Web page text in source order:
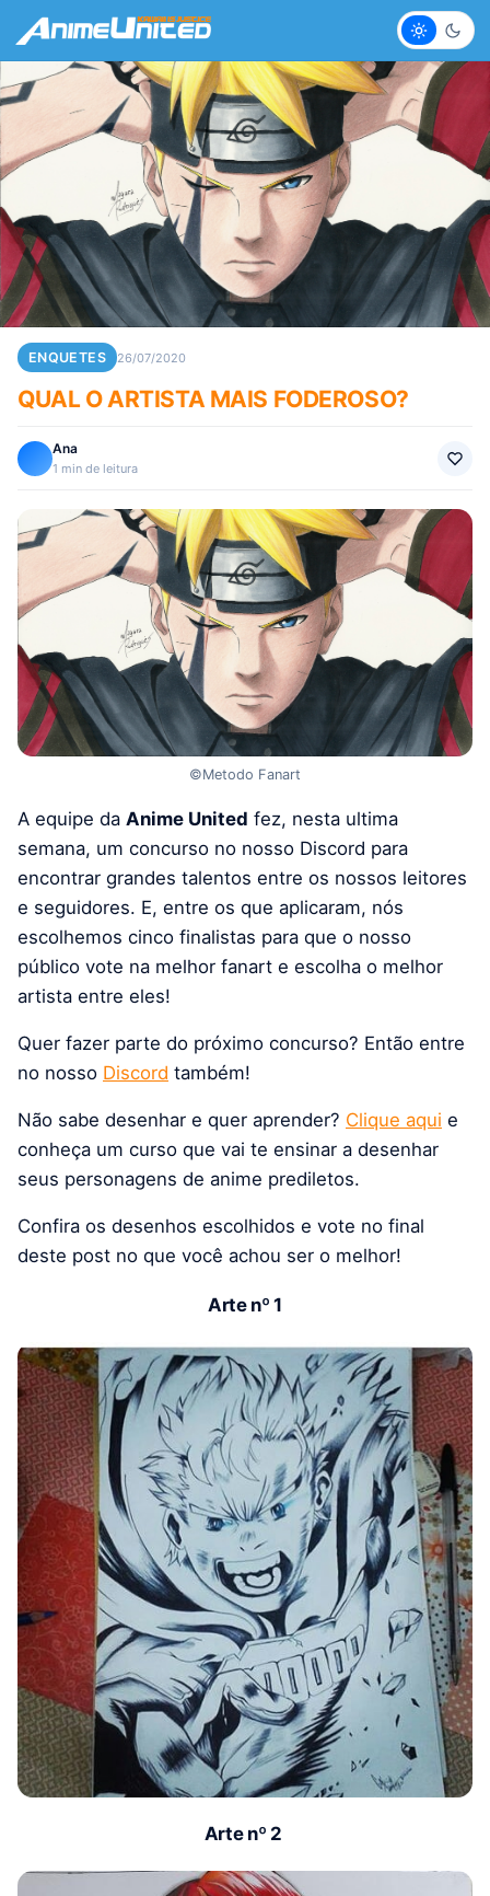
Claro
ENQUETES 26/07/2020
QUAL O ARTISTA MAIS FODEROSO?
Ana
1 min de leitura
©Metodo Fanart
A equipe da Anime United fez, nesta ultima
semana, um concurso no nosso Discord para
encontrar grandes talentos entre os nossos leitores
e seguidores. E, entre os que aplicaram, nós
escolhemos cinco finalistas para que o nosso
público vote na melhor fanart e escolha o melhor
artista entre eles!
Quer fazer parte do próximo concurso? Então entre
no nosso Discord também!
Não sabe desenhar e quer aprender? Clique aqui e
conheça um curso que vai te ensinar a desenhar
seus personagens de anime prediletos.
Confira os desenhos escolhidos e vote no final
deste post no que você achou ser o melhor!
Arte nº 1
Arte nº 2